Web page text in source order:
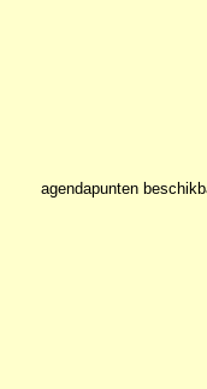
agendapunten